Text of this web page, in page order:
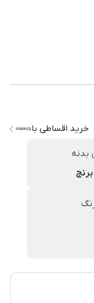
خرید اقساطی با
برنج